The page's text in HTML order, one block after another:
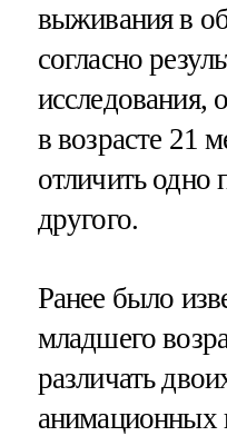
выживания в
согласно
исследования,
в возрасте 21
отличить одно
другого.
Ранее было
младшего
различать
анимационных